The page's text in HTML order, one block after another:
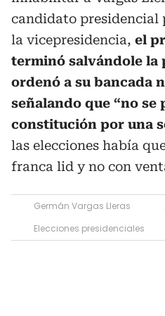
candidato presidencial
la vicepresidencia, el
terminó salvándole la
ordenó a su bancada
señalando que “no se
constitución por una
las elecciones había
franca lid y no con
Germán Vargas Lleras
Elecciones presidenciales